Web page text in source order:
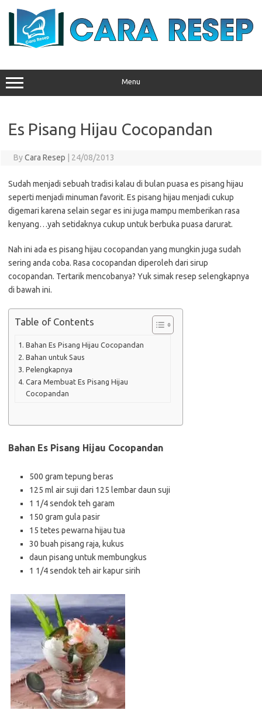
Menu
Es Pisang Hijau Cocopandan
ByCara Resep 24/08/2013
Sudah menjadi sebuah tradisi kalau di bulan puasa es pisang hijau
seperti menjadi minuman favorit. Es pisang hijau menjadi cukup
digemari karena selain segar es ini juga mampu memberikan rasa
kenyang…yah setidaknya cukup untuk berbuka puasa darurat.
Nah ini ada es pisang hijau cocopandan yang mungkin juga sudah
sering anda coba. Rasa cocopandan diperoleh dari sirup
cocopandan. Tertarik mencobanya? Yuk simak resep selengkapnya
di bawah ini.
Table of Contents
Bahan Es Pisang Hijau Cocopandan
Bahan untuk Saus
Pelengkapnya
Cara Membuat Es Pisang Hijau
Cocopandan
Bahan Es Pisang Hijau Cocopandan
500 gram tepung beras
125 ml air suji dari 125 lembar daun suji
1 1/4 sendok teh garam
150 gram gula pasir
15 tetes pewarna hijau tua
30 buah pisang raja, kukus
daun pisang untuk membungkus
1 1/4 sendok teh air kapur sirih